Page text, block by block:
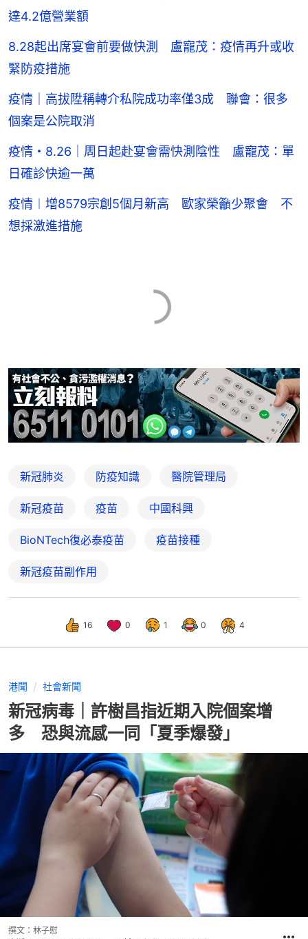
達4.2億營業額
8.28起出席宴會前要做快測 盧寵茂：疫情再升或收
緊防疫措施
疫情｜高拔陞稱轉介私院成功率僅3成 聯會：很多
個案是公院取消
疫情・8.26｜周日起赴宴會需快測陰性 盧寵茂：單
日確診快逾一萬
疫情︱增8579宗創5個月新高 歐家榮籲少聚會 不
想採激進措施
新冠肺炎 防疫知識 醫院管理局
新冠疫苗 疫苗 中國科興
BioNTech復必泰疫苗 疫苗接種
新冠疫苗副作用
16 0 1 0 4
港聞 社會新聞
新冠病毒｜許樹昌指近期入院個案增
多 恐與流感一同「夏季爆發」
撰文： 林子慰